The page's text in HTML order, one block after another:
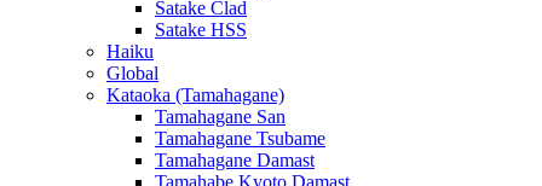
Satake Clad
Satake HSS
Haiku
Global
Kataoka (Tamahagane)
Tamahagane San
Tamahagane Tsubame
Tamahagane Damast
Tamahabe Kyoto Damast